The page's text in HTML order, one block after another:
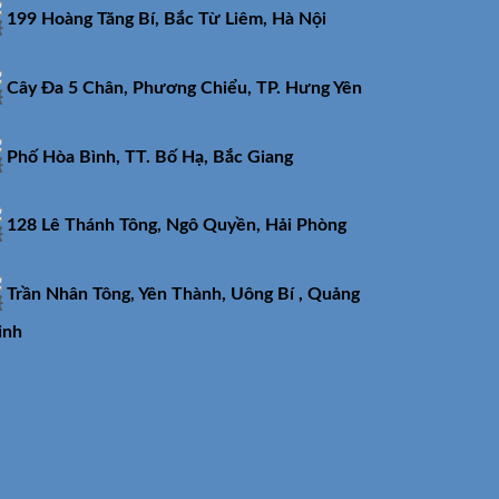
199 Hoàng Tăng Bí, Bắc Từ Liêm, Hà Nội
Cây Đa 5 Chân, Phương Chiểu, TP. Hưng Yên
Phố Hòa Bình, TT. Bố Hạ, Bắc Giang
128 Lê Thánh Tông, Ngô Quyền, Hải Phòng
Trần Nhân Tông, Yên Thành, Uông Bí , Quảng